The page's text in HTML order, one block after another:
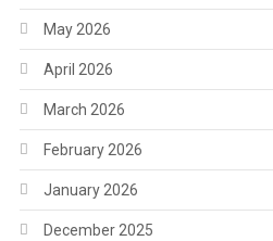
May 2026
April 2026
March 2026
February 2026
January 2026
December 2025